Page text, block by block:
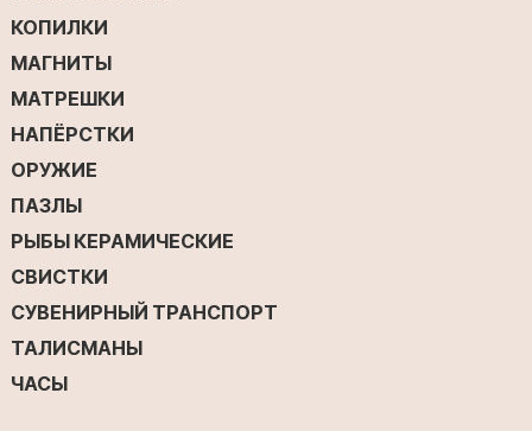
КОПИЛКИ
МАГНИТЫ
МАТРЕШКИ
НАПЁРСТКИ
ОРУЖИЕ
ПАЗЛЫ
РЫБЫ КЕРАМИЧЕСКИЕ
СВИСТКИ
СУВЕНИРНЫЙ ТРАНСПОРТ
ТАЛИСМАНЫ
ЧАСЫ